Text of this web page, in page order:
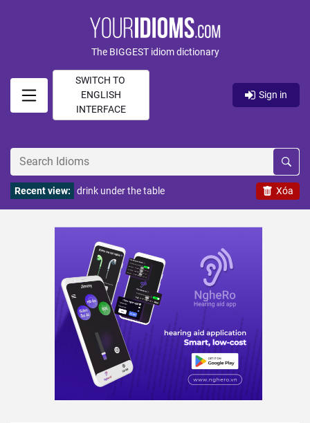
The BIGGEST idiom dictionary
SWITCH TO
ENGLISH
INTERFACE
Sign in
Xóa
Recent view: drink under the table